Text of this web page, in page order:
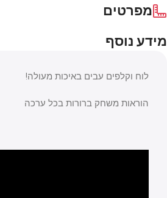
מפרטים
מידע נוסף
לוח וקלפים עבים באיכות מעולה!
הוראות משחק ברורות בכל ערכה